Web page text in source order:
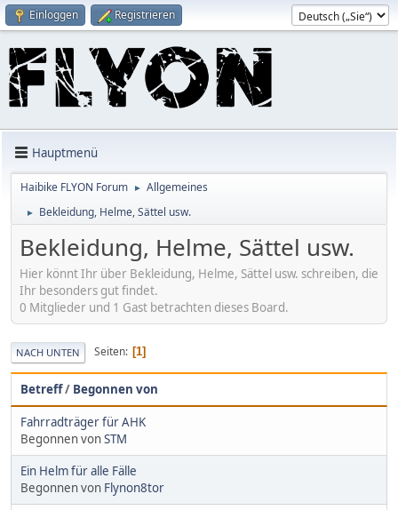
Einloggen Registrieren
Hauptmenü
Haibike FLYON Forum ► Allgemeines
► Bekleidung, Helme, Sättel usw.
Bekleidung, Helme, Sättel usw.
Hier könnt Ihr über Bekleidung, Helme, Sättel usw. schreiben, die
Ihr besonders gut findet.
0 Mitglieder und 1 Gast betrachten dieses Board.
NACH UNTEN Seiten 1
Betreff/ Begonnen von
Fahrradträger für AHK
Begonnen vonSTM
Ein Helm für alle Fälle
Begonnen von Flynon8tor